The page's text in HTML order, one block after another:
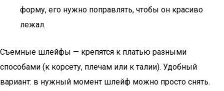
форму, его нужно поправлять, чтобы он красиво
лежал.
Съемные шлейфы — крепятся к платью разными
способами (к корсету, плечам или к талии). Удобный
вариант: в нужный момент шлейф можно просто снять.